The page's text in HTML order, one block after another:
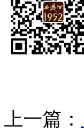
上一篇：